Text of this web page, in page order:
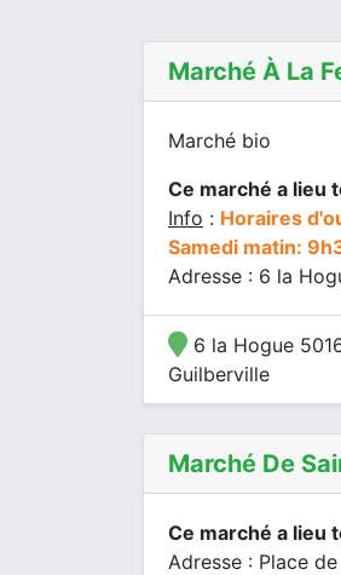
Marché À La
Marché bio
Ce marché a lieu
Info : Horaires
Samedi matin:
Adresse : 6 la
6 la Hogue
Guilberville
Marché De
Ce marché a lieu
Adresse : Place de